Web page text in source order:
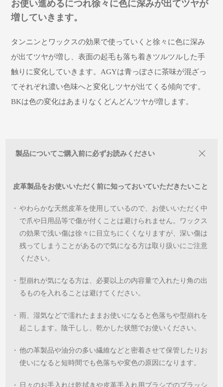
お使い進めるにつれ徐々に色に深みが出てツヤが
増していきます。
タンニンとワックスの効果で使っていくと徐々に色に深み
が出てツヤが増し、表面の起毛も落ち着きツルツルした手
触りに変化していきます。AGYは青っぽさに茶味が混ざっ
てそれぞれ濃い色味へと変化しツヤが出てくる傾向です。
BKは色の変化はあまりなくどんどんツヤが増します。
製品についてご購入前に必ずお読みください
皮革製品をお使いいただく前に知っておいていただきたいこと
・ やわらかな天然皮革を使用しているので、お使いいただく中
で爪や日用品等で傷が付くことは避けられません。ワックス
の効果で浅い傷は徐々に目立ちにくくなりますが、深い傷は
残ってしまうことがあるので気になる方は取り扱いにご注意
ください。
・ 型崩れが気になる方は、必要以上の内容量で入れたり角の出
るものを入れることは避けてください。
・ 雨、湿気などで濡れたままお使いになると色落ちや型崩れを
起こします。陰干しし、乾かした状態でお使いください。
・ 他の革製品や油分の多い繊維などと密着させて保管したりお
使いになると短時間でも色落ちや変色の原因になります。
・
日々のお手入れは乾拭きや皮革手入れ用ブラシでのブラッシ